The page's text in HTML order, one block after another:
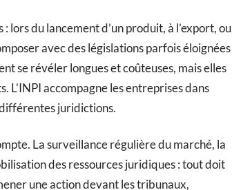
lors du lancement d’un produit, à l’export, ou
avec des législations parfois éloignées
se révéler longues et coûteuses, mais elles
L’INPI accompagne les entreprises dans
juridictions.
La surveillance régulière du marché, la
des ressources juridiques : tout doit
une action devant les tribunaux,